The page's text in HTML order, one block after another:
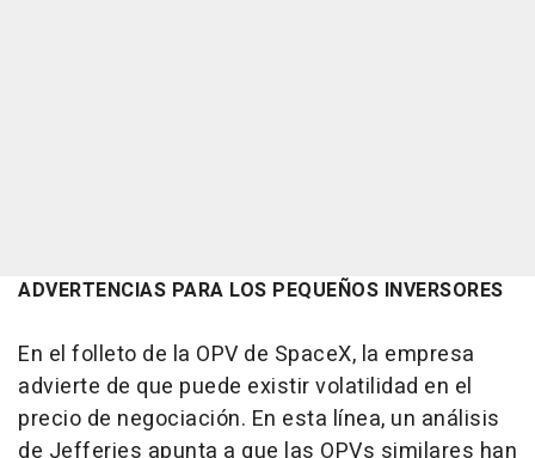
ADVERTENCIAS PARA LOS PEQUEÑOS INVERSORES
En el folleto de la OPV de SpaceX, la empresa
advierte de que puede existir volatilidad en el
precio de negociación. En esta línea, un análisis
de Jefferies apunta a que las OPVs similares han